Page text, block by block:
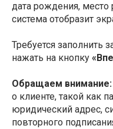
дата рождения, место
система отобразит
Требуется
нажать на кнопку
Обращаем внимание:
о клиенте, такой как
юридический адрес,
повторного